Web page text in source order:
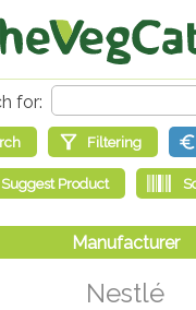
Nestlé